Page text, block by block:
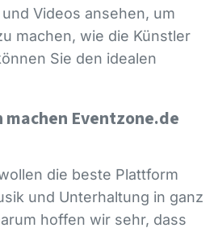
Videos ansehen, um
machen, wie die Künstler
Sie den idealen
Eventzone.de
die beste Plattform
und Unterhaltung in ganz
hoffen wir sehr, dass